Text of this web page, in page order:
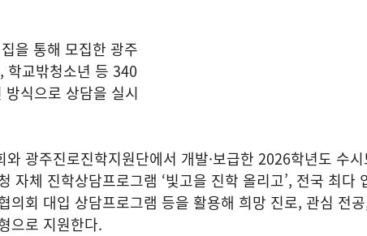
을 통해 모집한 광주
학교밖청소년 등 340
식으로 상담을 실시
광주진로진학지원단에서 개발·보급한 2026학년도 수
자체 진학상담프로그램 ‘빛고을 진학 올리고’, 전국 최다
의회 대입 상담프로그램 등을 활용해 희망 진로, 관심 전
으로 지원한다.